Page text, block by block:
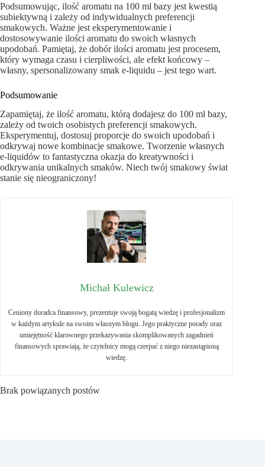
Podsumowując, ilość aromatu na 100 ml bazy jest kwestią
subiektywną i zależy od indywidualnych preferencji
smakowych. Ważne jest eksperymentowanie i
dostosowywanie ilości aromatu do swoich własnych
upodobań. Pamiętaj, że dobór ilości aromatu jest procesem,
który wymaga czasu i cierpliwości, ale efekt końcowy –
własny, spersonalizowany smak e-liquidu – jest tego wart.
Podsumowanie
Zapamiętaj, że ilość aromatu, którą dodajesz do 100 ml bazy,
zależy od twoich osobistych preferencji smakowych.
Eksperymentuj, dostosuj proporcje do swoich upodobań i
odkrywaj nowe kombinacje smakowe. Tworzenie własnych
e-liquidów to fantastyczna okazja do kreatywności i
odkrywania unikalnych smaków. Niech twój smakowy świat
stanie się nieograniczony!
Michał Kulewicz
Ceniony doradca finansowy, prezentuje swoją bogatą wiedzę i profesjonalizm
w każdym artykule na swoim własnym blogu. Jego praktyczne porady oraz
umiejętność klarownego przekazywania skomplikowanych zagadnień
finansowych sprawiają, że czytelnicy mogą czerpać z niego niezastąpioną
wiedzę.
Brak powiązanych postów